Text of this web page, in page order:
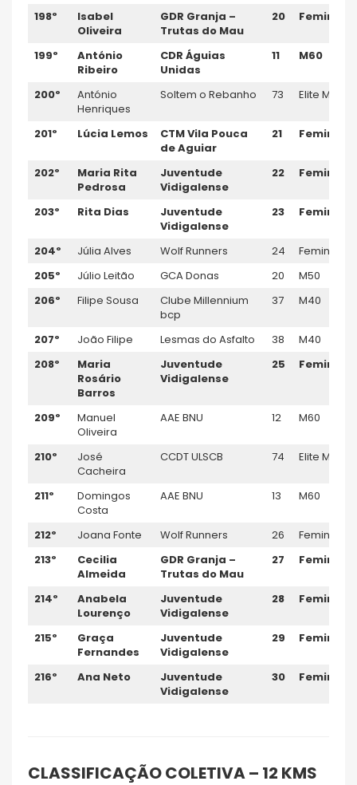
198º
Isabel
Oliveira
GDR Granja –
Trutas do Mau
20 Feminino
199º
António
Ribeiro
CDR Águias
Unidas
11 M60
200º
António
Henriques
Soltem o Rebanho 73 Elite M
201º Lúcia Lemos
CTM Vila Pouca
de Aguiar
21 Feminino
202º
Maria Rita
Pedrosa
Juventude
Vidigalense
22 Feminino
203º Rita Dias
Juventude
Vidigalense
23 Feminino
204º Júlia Alves Wolf Runners 24
Feminino
205º
Júlio Leitão GCA Donas 20
M50
206º
Filipe Sousa
Clube Millennium
bcp
37 M40
207º João Filipe Lesmas do Asfalto 38
M40
208º
Maria
Rosário
Barros
Juventude
Vidigalense
25 Feminino
209º
Manuel
Oliveira
AAE BNU 12 M60
210º
José
Cacheira
CCDT ULSCB 74 Elite M
211º
Domingos
Costa
AAE BNU 13 M60
212º Joana Fonte Wolf Runners 26
Feminino
213º
Cecilia
Almeida
GDR Granja –
Trutas do Mau
27 Feminino
214º
Anabela
Lourenço
Juventude
Vidigalense
28 Feminino
215º
Graça
Fernandes
Juventude
Vidigalense
29 Feminino
216º Ana Neto
Juventude
Vidigalense
30 Feminino
CLASSIFICAÇÃO COLETIVA – 12 KMS